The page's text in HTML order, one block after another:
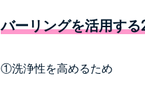
バーリングを活用する
①洗浄性を高めるため